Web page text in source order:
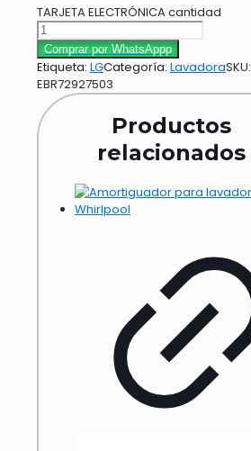
TARJETA ELECTRÓNICA cantidad
Comprar por WhatsAppp
Etiqueta: LGCategoría: LavadoraSKU:
EBR72927503
Productos
relacionados